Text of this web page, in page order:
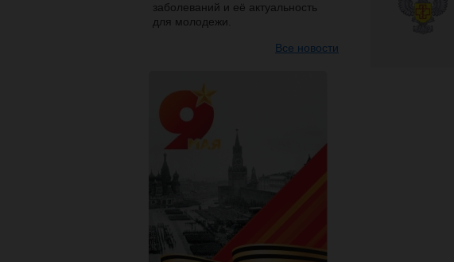
заболеваний и её актуальность
для молодежи.
Все новости